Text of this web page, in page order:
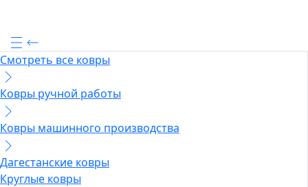
Смотреть все ковры
Ковры ручной работы
Ковры машинного производства
Дагестанские ковры
Круглые ковры